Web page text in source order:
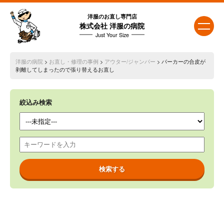
洋服のお直し専門店
株式会社 洋服の病院
Just Your Size
洋服の病院 > お直し・修理の事例 > アウター/ジャンパー > パーカーの合皮が
剥離してしまったので張り替えるお直し
絞込み検索